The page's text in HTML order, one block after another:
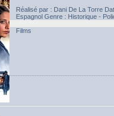
Réalisé par : Dani De La Torre
Espagnol Genre : Historique -
Films